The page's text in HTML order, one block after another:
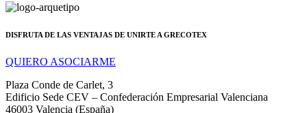
DISFRUTA DE LAS VENTAJAS DE UNIRTE A GRECOTEX
QUIERO ASOCIARME
Plaza Conde de Carlet, 3
Edificio Sede CEV – Confederación Empresarial Valenciana
46003 Valencia (España)